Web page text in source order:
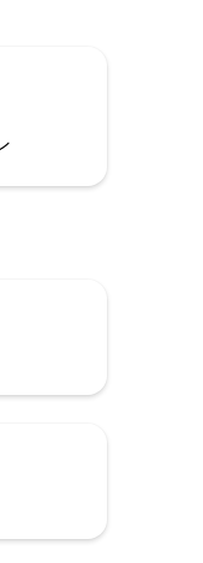
プ、チュ
素晴らし
プンフロ
整ったキ